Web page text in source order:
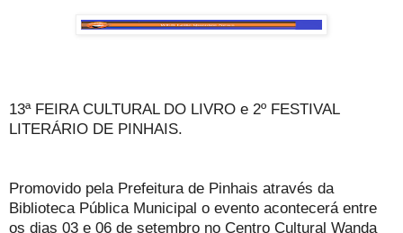
13ª FEIRA CULTURAL DO LIVRO e 2º FESTIVAL
LITERÁRIO DE PINHAIS.
Promovido pela Prefeitura de Pinhais através da
Biblioteca Pública Municipal o evento acontecerá entre
os dias 03 e 06 de setembro no Centro Cultural Wanda